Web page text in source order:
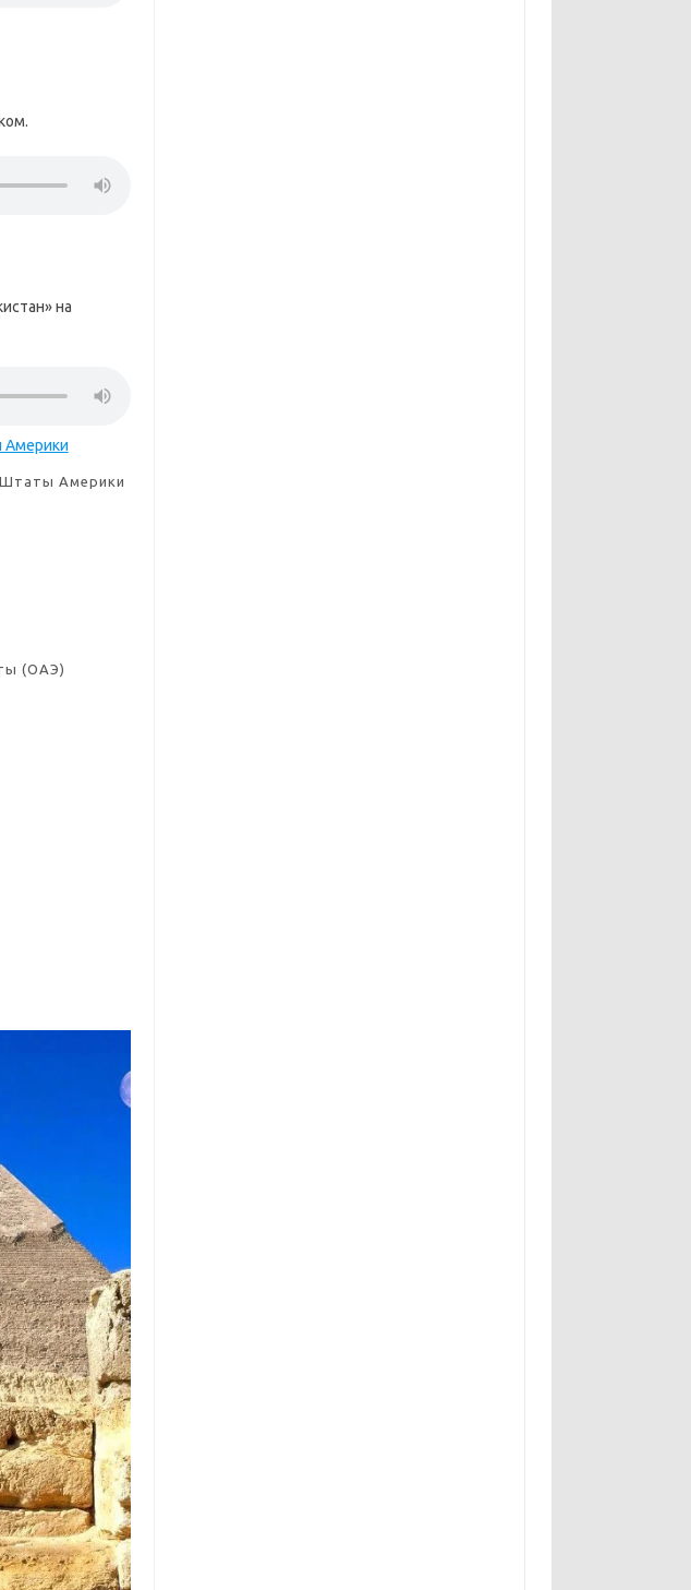
на
Америки
(ОАЭ)